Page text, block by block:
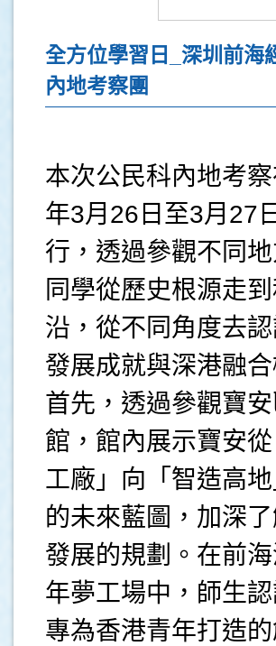
全方位學習日_深圳前海
內地考察團
本次公民科內地考
年3月26日至3月27
行，透過參觀不同
同學從歷史根源走
沿，從不同角度去
發展成就與深港融合
首先，透過參觀寶安
館，館內展示寶安
工廠」向「智造高
的未來藍圖，加深
發展的規劃。在前
年夢工場中，師生
專為香港青年打造